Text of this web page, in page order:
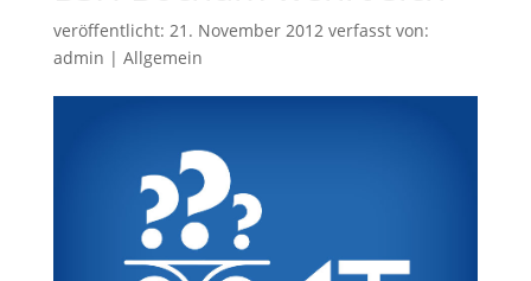
veröffentlicht: 21. November 2012verfasst von:
admin | Allgemein